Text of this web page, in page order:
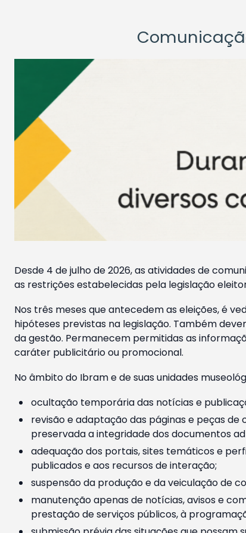
Desde 4 de julho de 2026, as atividades de
as restrições estabelecidas pela legislação
Nos três meses que antecedem as eleições, é
hipóteses previstas na legislação. Também
da gestão. Permanecem permitidas as
caráter publicitário ou promocional.
No âmbito do Ibram e de suas unidades
ocultação temporária das notícias e
revisão e adaptação das páginas e peças
preservada a integridade dos documentos
adequação dos portais, sites temáticos e
publicados e aos recursos de interação;
suspensão da produção e da veiculação de
manutenção apenas de notícias, avisos e
prestação de serviços públicos, à